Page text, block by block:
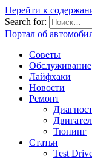
Перейти к
Search for:
Портал об
Советы
Обслуживание
Лайфхаки
Новости
Ремонт
Тюнинг
Статьи
Test